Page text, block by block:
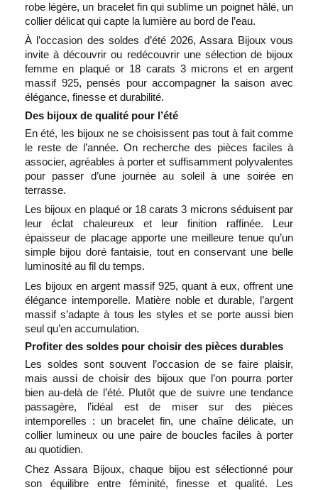
robe légère, un bracelet fin qui sublime un poignet hâlé, un
collier délicat qui capte la lumière au bord de l’eau.
À l’occasion des soldes d’été 2026, Assara Bijoux vous
invite à découvrir ou redécouvrir une sélection de bijoux
femme en plaqué or 18 carats 3 microns et en argent
massif 925, pensés pour accompagner la saison avec
élégance, finesse et durabilité.
Des bijoux de qualité pour l’été
En été, les bijoux ne se choisissent pas tout à fait comme
le reste de l’année. On recherche des pièces faciles à
associer, agréables à porter et suffisamment polyvalentes
pour passer d’une journée au soleil à une soirée en
terrasse.
Les bijoux en plaqué or 18 carats 3 microns séduisent par
leur éclat chaleureux et leur finition raffinée. Leur
épaisseur de placage apporte une meilleure tenue qu’un
simple bijou doré fantaisie, tout en conservant une belle
luminosité au fil du temps.
Les bijoux en argent massif 925, quant à eux, offrent une
élégance intemporelle. Matière noble et durable, l’argent
massif s’adapte à tous les styles et se porte aussi bien
seul qu’en accumulation.
Profiter des soldes pour choisir des pièces durables
Les soldes sont souvent l’occasion de se faire plaisir,
mais aussi de choisir des bijoux que l’on pourra porter
bien au-delà de l’été. Plutôt que de suivre une tendance
passagère, l’idéal est de miser sur des pièces
intemporelles : un bracelet fin, une chaîne délicate, un
collier lumineux ou une paire de boucles faciles à porter
au quotidien.
Chez Assara Bijoux, chaque bijou est sélectionné pour
son équilibre entre féminité, finesse et qualité. Les